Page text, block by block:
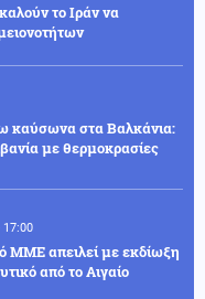
το Ιράν να
καύσωνα στα Βαλκάνια:
με θερμοκρασίες
17:00
ΜΜΕ απειλεί με εκδίωξη
από το Αιγαίο